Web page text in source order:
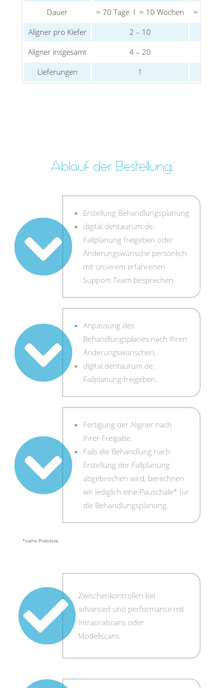
Dauer
≈ 70 Tage I ≈ 10 Wochen
≈ 126
Aligner pro Kiefer
2 – 10
Aligner insgesamt
4 – 20
Lieferungen
1
Ablauf der Bestellung.
Erstellung Behandlungsplanung
digital.dentaurum.de:
Fallplanung freigeben oder
Änderungswünsche persönlich
mit unserem erfahrenen
Support-Team besprechen.
Anpassung des
Behandlungsplanes nach Ihren
Änderungswünschen.
digital.dentaurum.de:
Fallplanung freigeben.
Fertigung der Aligner nach
Ihrer Freigabe.
Falls die Behandlung nach
Erstellung der Fallplanung
abgebrochen wird, berechnen
wir lediglich eine Pauschale* für
die Behandlungsplanung.
*siehe Preisliste.
Zwischenkontrollen bei
advanced und performance mit
Intraoralscans oder
Modellscans.